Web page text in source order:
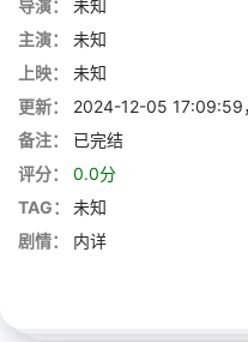
导演：
未知
主演：
未知
上映：
未知
更新：
2024-12-05 17:09:59
备注：
已完结
评分：
0.0分
TAG：
未知
剧情：
内详